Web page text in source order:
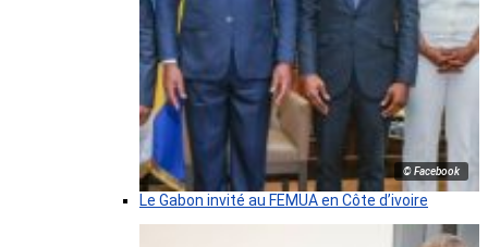
© Facebook
Le Gabon invité au FEMUA en Côte d’ivoire